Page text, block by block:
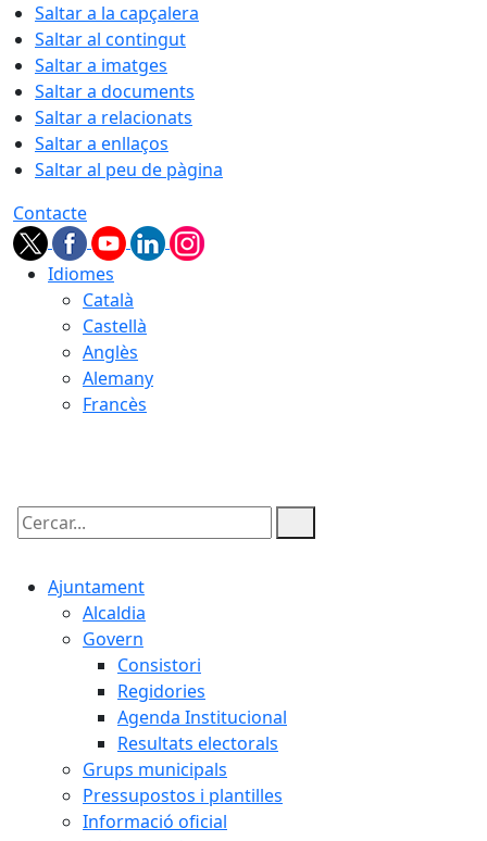
Saltar a la capçalera
Saltar al contingut
Saltar a imatges
Saltar a documents
Saltar a relacionats
Saltar a enllaços
Saltar al peu de pàgina
Contacte
Idiomes
Català
Castellà
Anglès
Alemany
Francès
Cercar:
Ajuntament
Alcaldia
Govern
Consistori
Regidories
Agenda Institucional
Resultats electorals
Grups municipals
Pressupostos i plantilles
Informació oficial